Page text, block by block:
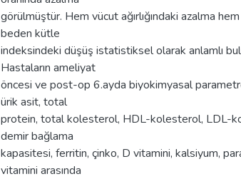
görülmüştür. Hem vücut ağırlığındaki azalma
beden kütle
indeksindeki düşüş istatistiksel olarak anlamlı
Hastaların ameliyat
öncesi ve post-op 6.ayda biyokimyasal
ürik asit, total
protein, total kolesterol, HDL-kolesterol, LDL-
demir bağlama
kapasitesi, ferritin, çinko, D vitamini, kalsiyum,
vitamini arasında